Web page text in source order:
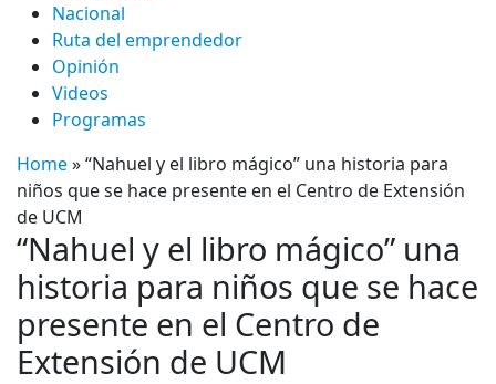
Nacional
Ruta del emprendedor
Opinión
Videos
Programas
Home»“Nahuel y el libro mágico” una historia para
niños que se hace presente en el Centro de Extensión
de UCM
“Nahuel y el libro mágico” una
historia para niños que se hace
presente en el Centro de
Extensión de UCM